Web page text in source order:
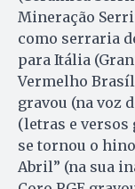
Mineração
como serraria
para Itália
Vermelho
gravou (na voz
(letras e versos
se tornou o
Abril” (na sua